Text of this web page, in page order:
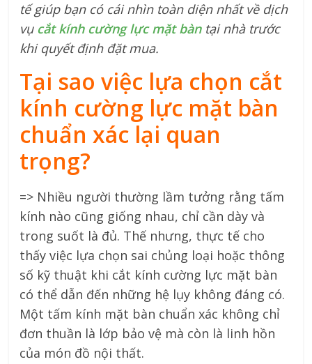
tế giúp bạn có cái nhìn toàn diện nhất về dịch
vụ cắt kính cường lực mặt bàntại nhà trước
khi quyết định đặt mua.
Tại sao việc lựa chọn cắt
kính cường lực mặt bàn
chuẩn xác lại quan
trọng?
=> Nhiều người thường lầm tưởng rằng tấm
kính nào cũng giống nhau, chỉ cần dày và
trong suốt là đủ. Thế nhưng, thực tế cho
thấy việc lựa chọn sai chủng loại hoặc thông
số kỹ thuật khi cắt kính cường lực mặt bàn
có thể dẫn đến những hệ lụy không đáng có.
Một tấm kính mặt bàn chuẩn xác không chỉ
đơn thuần là lớp bảo vệ mà còn là linh hồn
của món đồ nội thất.